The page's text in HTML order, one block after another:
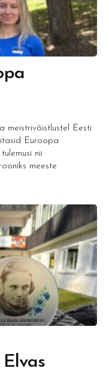
meistrivõistlustel Eesti
Euroopa
nii
meeste